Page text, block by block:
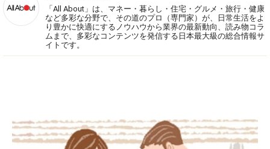
「All About」は、マネー・暮らし・住宅・グルメ・旅行・健康
など多彩な分野で、その道のプロ（専門家）が、日常生活をよ
り豊かに快適にするノウハウから業界の最新動向、読み物コラ
ムまで、多彩なコンテンツを発信する日本最大級の総合情報サ
イトです。